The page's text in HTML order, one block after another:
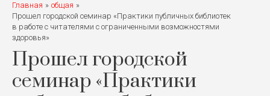
Главная
общая
Прошел городской семинар «Практики публичных библиотек
в работе с читателями с ограниченными возможностями
здоровья»
Прошел городской
семинар «Практики